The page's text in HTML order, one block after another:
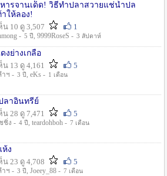
ารจานเด็ด! วิธีทำปลาสวายแช่น้ำปล
ให้ลอง!
น 10 ดู 3,507
1
- 5 ปี , 9999RoseS - 3 สัปดาห์
งย่างเกลือ
น 13 ดู 4,161
5
ำฯ - 3 ปี , eKs - 1 เดือน
ลาอินทรีย์
น 28 ดู 7,471
5
ชิ่ง - 4 ปี , teardohboh - 7 เดือน
ง
น 23 ดู 4,708
5
ำฯ - 3 ปี , Joeey_88 - 7 เดือน